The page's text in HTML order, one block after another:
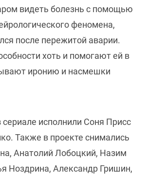
видеть болезнь с помощью
феномена,
после пережитой аварии.
хоть и помогают ей в
иронию и насмешки
сериале исполнили Соня Присс
Также в проекте снимались
Анатолий Лобоцкий, Назим
Ноздрина, Александр Гришин,